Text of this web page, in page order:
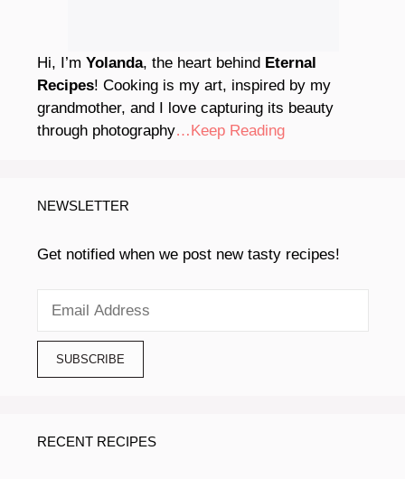
Hi, I’m Yolanda, the heart behind Eternal
Recipes! Cooking is my art, inspired by my
grandmother, and I love capturing its beauty
through photography…Keep Reading
NEWSLETTER
Get notified when we post new tasty recipes!
RECENT RECIPES